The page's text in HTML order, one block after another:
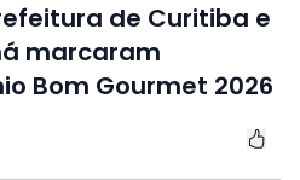
de Curitiba e
marcaram
Bom Gourmet 2026